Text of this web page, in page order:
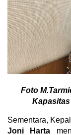
Foto
Sementara,
Joni Harta